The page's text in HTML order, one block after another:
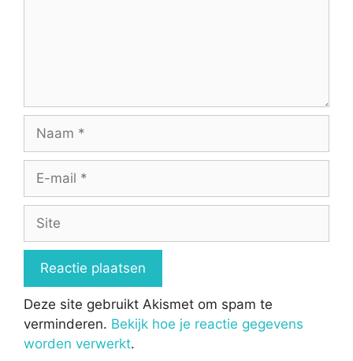
mail
Deze site gebruikt Akismet om spam te
verminderen. Bekijk hoe je reactie gegevens
worden verwerkt.